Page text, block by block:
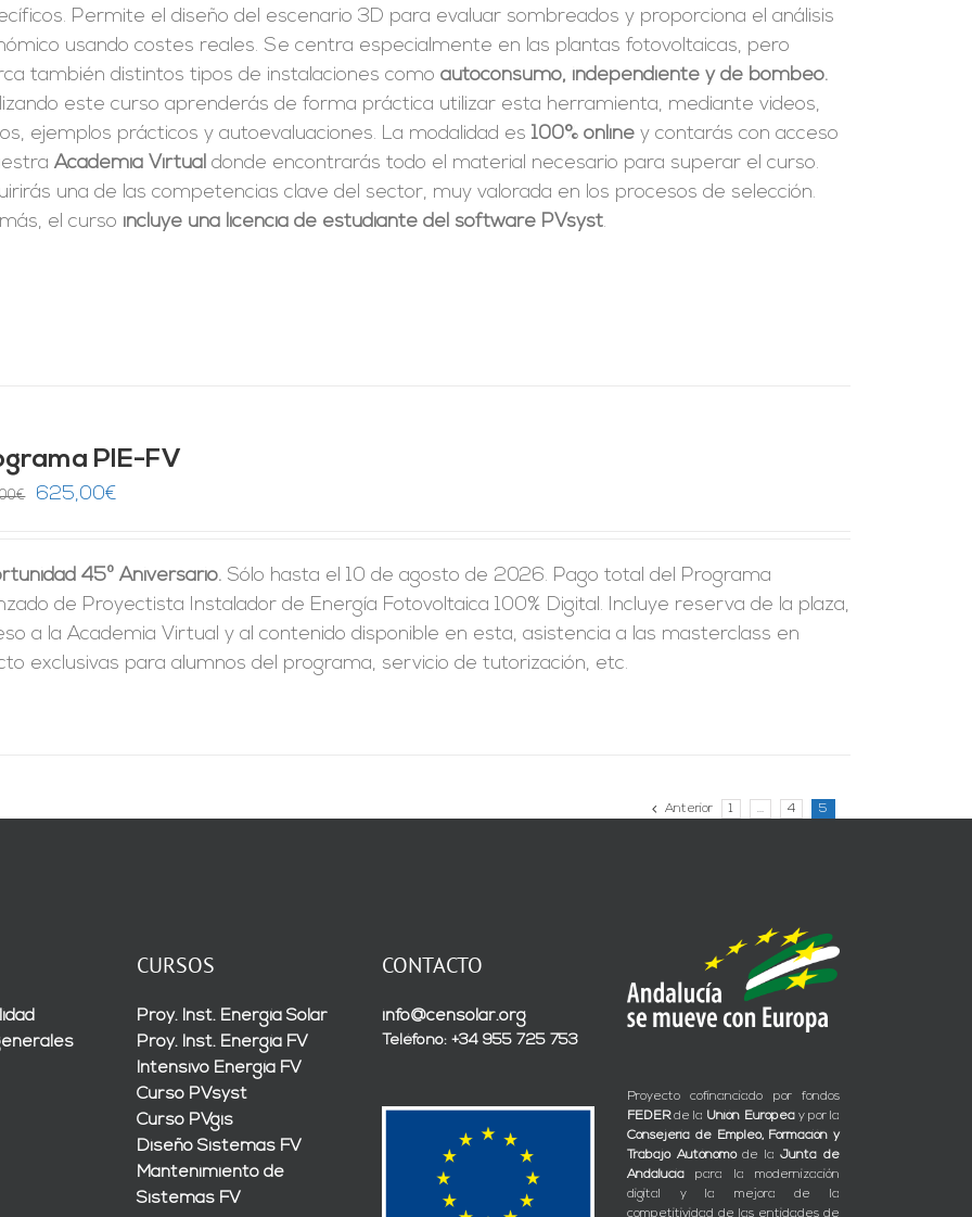
Permite el diseño del escenario 3D para evaluar sombreados y proporciona el análisis
usando costes reales. Se centra especialmente en las plantas fotovoltaicas, pero
también distintos tipos de instalaciones comoautoconsumo, independiente y de bombeo.
este curso aprenderás de forma práctica utilizar esta herramienta, mediante videos,
ejemplos prácticos y autoevaluaciones. La modalidad es100% online y contarás con acceso
Academia Virtual donde encontrarás todo el material necesario para superar el curso.
una de las competencias clave del sector, muy valorada en los procesos de selección.
el curso incluye una licencia de estudiante del software PVsyst.
PIE-FV
€
El
era:
1.250,00€.
625,00€
es:
625,00€.
45º Aniversario. Sólo hasta el 10 de agosto de 2026. Pago total del Programa
de Proyectista Instalador de Energía Fotovoltaica 100% Digital. Incluye reserva de la plaza,
a la Academia Virtual y al contenido disponible en esta, asistencia a las masterclass en
exclusivas para alumnos del programa, servicio de tutorización, etc.
Anterior 1 … 4 5
CURSOS
Proy. Inst. Energía Solar
Proy. Inst. Energía FV
Intensivo Energía FV
Curso PVsyst
Curso PVgis
Diseño Sistemas FV
Mantenimiento de
Sistemas FV
CONTACTO
info@censolar.org
Teléfono: +34 955 725 753
Proyecto cofinanciado por fondos
FEDERde la Unión Europeay por la
Consejería de Empleo, Formación y
Trabajo Autónomode laJunta de
Andalucía para la modernización
digital y la mejora de la
competitividad de las entidades de